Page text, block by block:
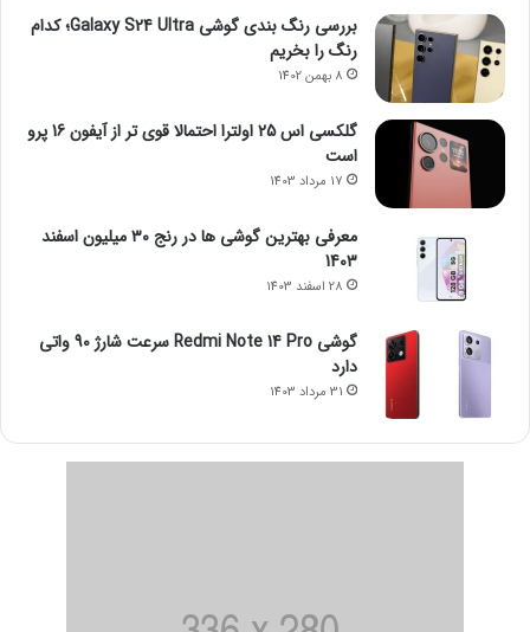
بررسی رنگ بندی گوشی Galaxy S24 Ultra؛ کدام
رنگ را بخریم
8 بهمن 1402
گلکسی اس 25 اولترا احتمالا قوی تر از آیفون 16 پرو
است
17 مرداد 1403
معرفی بهترین گوشی ها در رنج ۳۰ میلیون اسفند
1403
28 اسفند 1403
گوشی Redmi Note 14 Pro سرعت شارژ 90 واتی
دارد
31 مرداد 1403